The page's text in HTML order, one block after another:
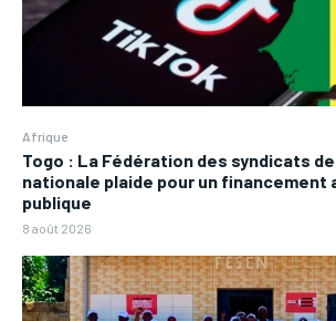
Afrique
Togo : La Fédération des syndicats
nationale plaide pour un financement
publique
8 août 2026